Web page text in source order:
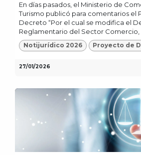
En días pasados, el Ministerio de
Turismo publicó para comentarios el
Decreto “Por el cual se modifica el
Reglamentario del Sector Comercio,
Notijurídico 2026 Proyecto de
27/01/2026